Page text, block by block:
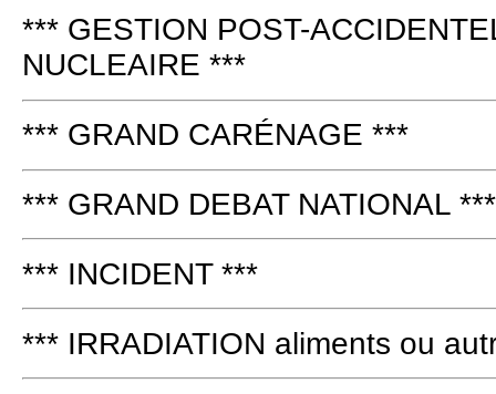
*** GESTION POST-
NUCLEAIRE ***
*** GRAND CARÉNAGE ***
*** GRAND DEBAT NATIONAL ***
*** INCIDENT ***
*** IRRADIATION aliments ou